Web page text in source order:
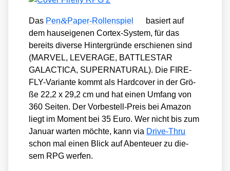
Das Pen&Paper-Rollenspiel
basiert auf
dem haus­ei­ge­nen Cor­tex-Sys­tem, für das
bereits diver­se Hin­ter­grün­de erschie­nen sind
(MARVEL, LEVERAGE, BATTLESTAR
GALACTICA, SUPERNATURAL). Die FIRE­
FLY-Vari­an­te kommt als Hard­co­ver in der Grö­
ße 22,2 x 29,2 cm und hat einen Umfang von
360 Sei­ten. Der Vor­be­stell-Preis bei Ama­zon
liegt im Moment bei 35 Euro. Wer nicht bis zum
Janu­ar war­ten möch­te, kann via Dri­ve-Thru
schon mal einen Blick auf Aben­teu­er zu die­
sem RPG wer­fen.